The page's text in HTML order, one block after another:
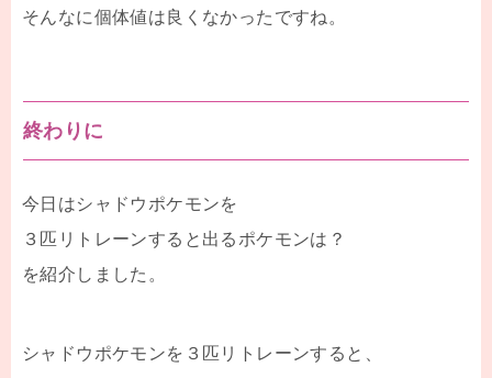
そんなに個体値は良くなかったですね。
終わりに
今日はシャドウポケモンを
３匹リトレーンすると出るポケモンは？
を紹介しました。
シャドウポケモンを３匹リトレーンすると、